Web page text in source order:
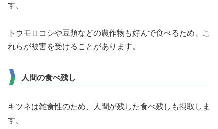
す。
トウモロコシや豆類などの農作物も好んで食べるため、こ
れらが被害を受けることがあります。
人間の食べ残し
キツネは雑食性のため、人間が残した食べ残しも摂取しま
す。